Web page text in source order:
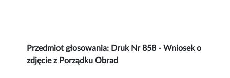
Przedmiot głosowania: Druk Nr 858 - Wniosek o
zdjęcie z Porządku Obrad